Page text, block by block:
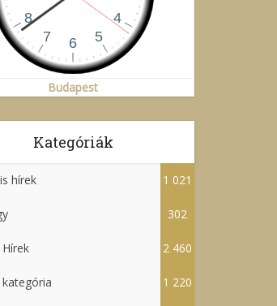
Budapest
Kategóriák
hírek 1 021
302
Hírek 2 460
kategória 1 220